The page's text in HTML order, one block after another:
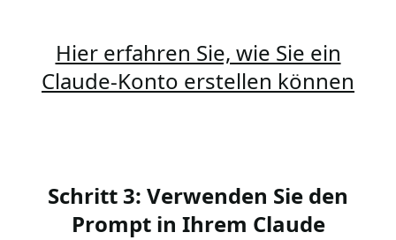
Hier erfahren Sie, wie Sie ein
Claude-Konto erstellen können
Schritt 3: Verwenden Sie den
Prompt in Ihrem Claude